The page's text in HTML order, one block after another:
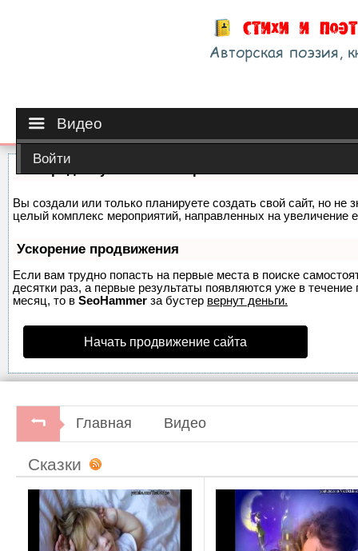
Видео
Войти
Вы создали или только планируете создать свой сайт, но не
целый комплекс мероприятий, направленных на увеличение
Ускорение продвижения
Если вам трудно попасть на первые места в поиске
десятки раз, а первые результаты появляются уже в
месяц, то в SeoHammer за бустер вернут деньги.
Начать продвижение сайта
Главная Видео
Сказки